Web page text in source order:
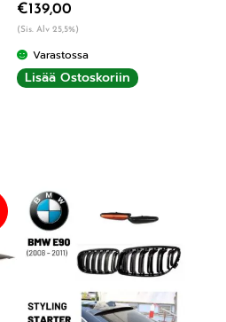
€139,00
(Sis. Alv 25,5%)
Varastossa
Lisää Ostoskoriin